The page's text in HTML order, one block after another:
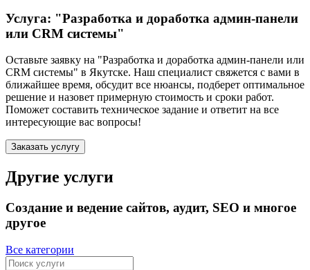
Услуга: "Разработка и доработка админ-панели
или CRM системы"
Оставьте заявку на "Разработка и доработка админ-панели или
CRM системы" в Якутске. Наш специалист свяжется с вами в
ближайшее время, обсудит все нюансы, подберет оптимальное
решение и назовет примерную стоимость и сроки работ.
Поможет составить техническое задание и ответит на все
интересующие вас вопросы!
Заказать услугу
Другие услуги
Создание и ведение сайтов, аудит, SEO и многое
другое
Все категории